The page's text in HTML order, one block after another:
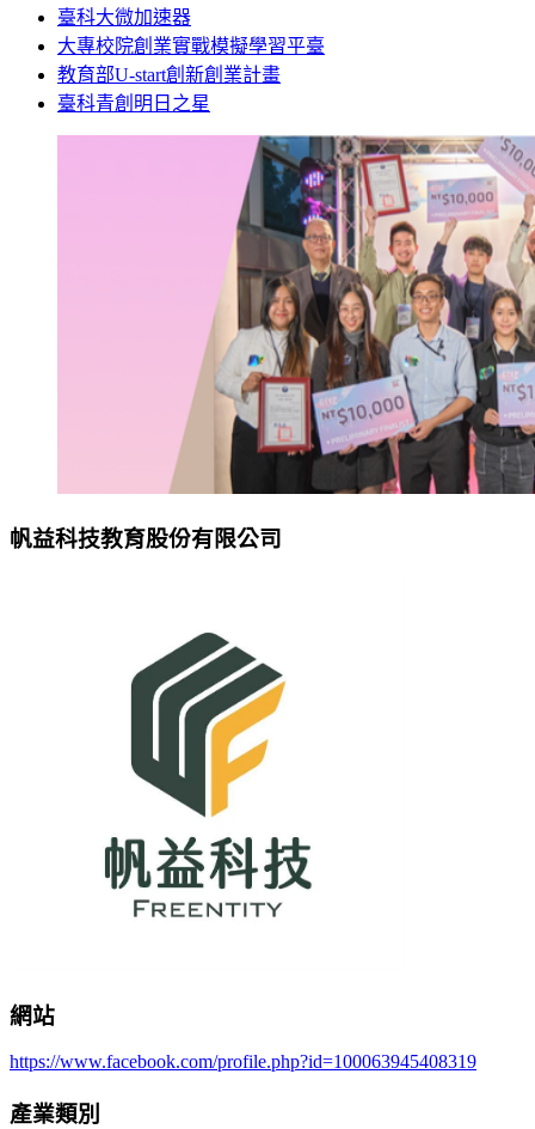
臺科大微加速器
大專校院創業實戰模擬學習平臺
教育部U-start創新創業計畫
臺科青創明日之星
帆益科技教育股份有限公司
網站
https://www.facebook.com/profile.php?id=100063945408319
產業類別